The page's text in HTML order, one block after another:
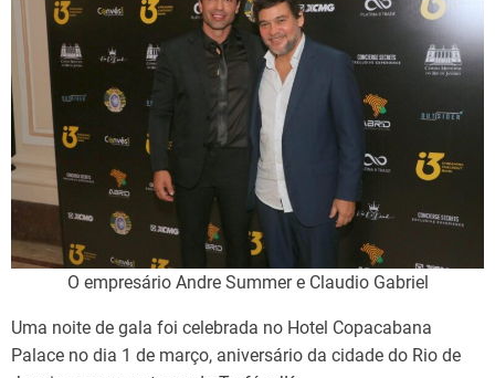
O empresário Andre Summer e Claudio Gabriel
Uma noite de gala foi celebrada no Hotel Copacabana
Palace no dia 1 de março, aniversário da cidade do Rio de